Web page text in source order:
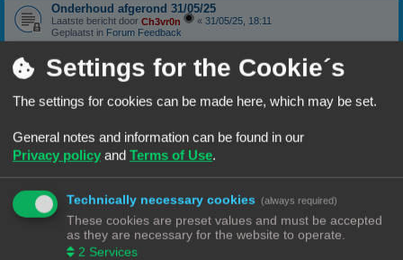
Onderhoud afgerond 31/05/25
Laatste bericht door Ch3vr0n « 31/05/25, 18:11
Geplaatst in Forum Feedback
Sunlu S4: Nieuwstaat
Laatste bericht doorCh3vr0n
11/01/25, 18:06
Te koop: Vraag en Aanbod
Anycubic Viper extruder.
Geplaatst in
3D-printer specifieke vragen
canbus (Ebb42/U2C) opgelost probleem
Geplaatst inKlipper
Forum onderhoud afgerond 08/09/24
phppbb update 3.3.13
Laatste bericht door Ch3vr0n «08/09/24, 13:06
Geplaatst in Forum Feedback
Settings for the Cookie´s
The settings for cookies can be made here, which may be set.
General notes and information can be found in our
Privacy policy and Terms of Use.
Technically necessary cookies (always required)
These cookies are preset values and must be accepted
as they are necessary for the website to operate.
2 Services